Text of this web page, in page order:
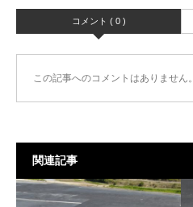
コメント ( 0 )
この記事へのコメントはありません。
関連記事